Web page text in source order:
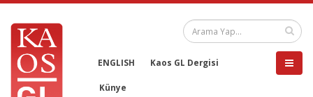
ENGLISH Kaos GL Dergisi
Künye